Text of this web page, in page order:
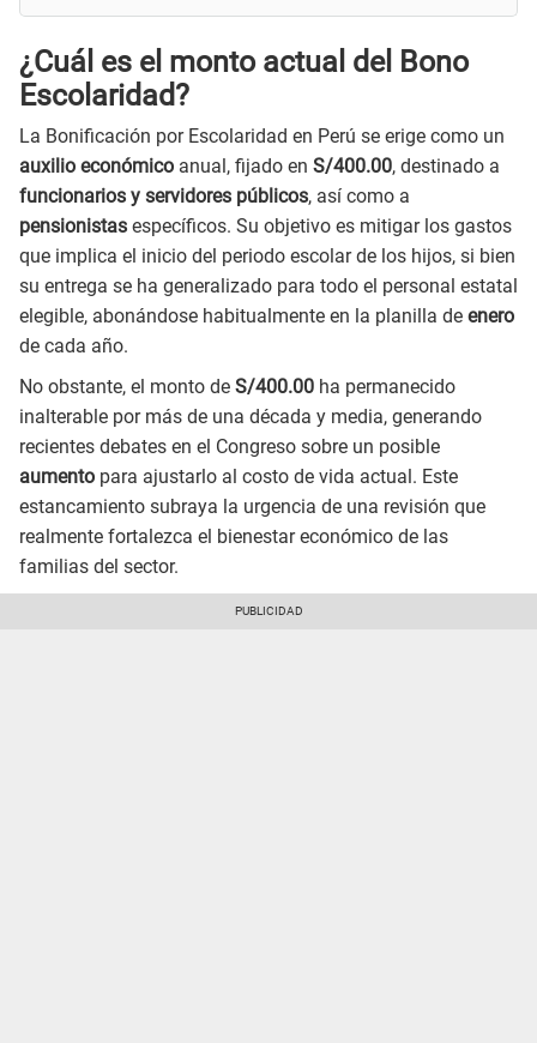
¿Cuál es el monto actual del Bono
Escolaridad?
La Bonificación por Escolaridad en Perú se erige como un
auxilio económico anual, fijado en S/400.00, destinado a
funcionarios y servidores públicos, así como a
pensionistas específicos. Su objetivo es mitigar los gastos
que implica el inicio del periodo escolar de los hijos, si bien
su entrega se ha generalizado para todo el personal estatal
elegible, abonándose habitualmente en la planilla de enero
de cada año.
No obstante, el monto de S/400.00 ha permanecido
inalterable por más de una década y media, generando
recientes debates en el Congreso sobre un posible
aumento para ajustarlo al costo de vida actual. Este
estancamiento subraya la urgencia de una revisión que
realmente fortalezca el bienestar económico de las
familias del sector.